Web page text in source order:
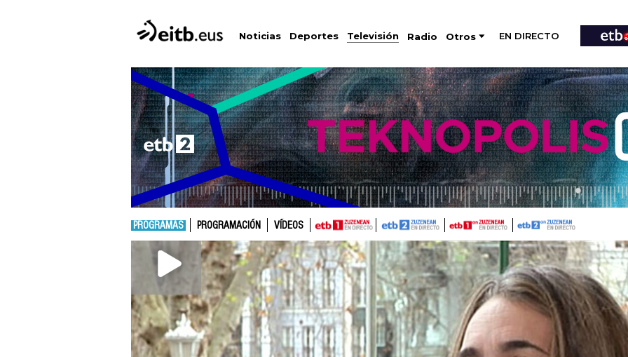
Noticias Deportes Televisión Radio Otros EN DIRECTO
PROGRAMAS PROGRAMACIÓN VÍDEOS